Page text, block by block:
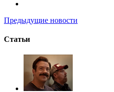
Предыдущие новости
Статьи